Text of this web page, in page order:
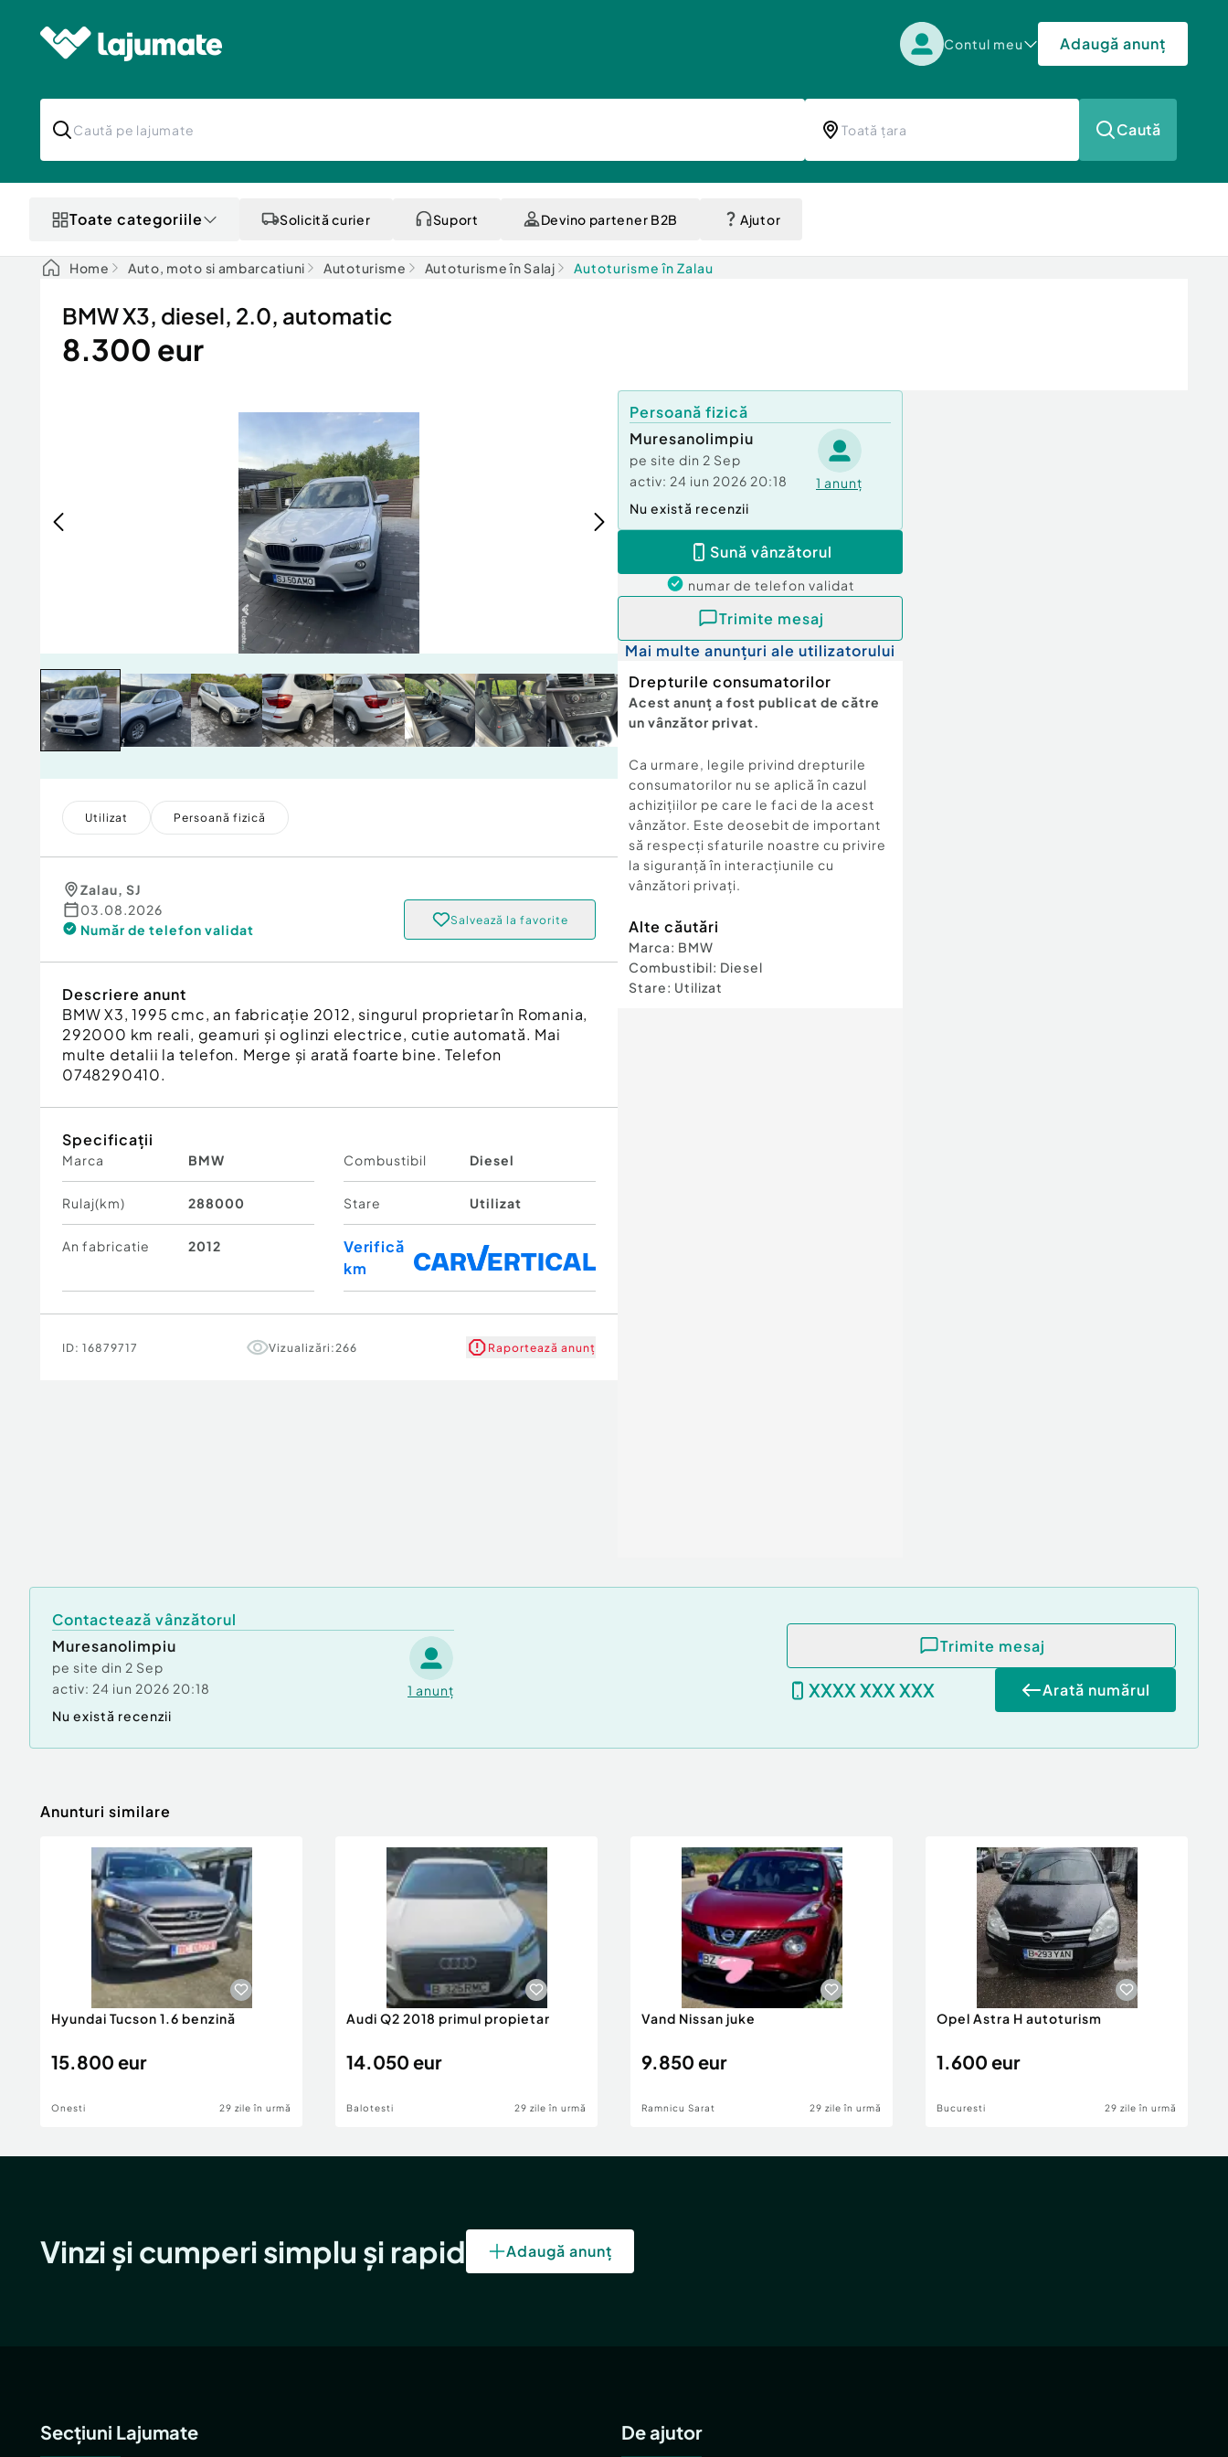
Contul meu Adaugă anunț
Caută
Toate categoriile Solicită curier Suport Devino partener B2B Ajutor
Home Auto, moto si ambarcatiuni Autoturisme Autoturisme în Salaj Autoturisme în Zalau
BMW X3, diesel, 2.0, automatic
8.300 eur
Utilizat Persoană fizică
Zalau, SJ
03.08.2026
Număr de telefon validat
Salvează la favorite
Descriere anunt
BMW X3, 1995 cmc, an fabricație 2012, singurul proprietar în Romania,
292000 km reali, geamuri și oglinzi electrice, cutie automată. Mai
multe detalii la telefon. Merge și arată foarte bine. Telefon
0748290410.
Specificații
Marca BMW Combustibil Diesel
Rulaj(km) 288000 Stare Utilizat
An fabricatie 2012
Verifică
km
ID: 16879717 Vizualizări: 266 Raportează anunț
Persoană fizică
Muresanolimpiu
pe site din 2 Sep
activ: 24 iun 2026 20:18 1 anunț
Nu există recenzii
Sună vânzătorul
numar de telefon validat
Trimite mesaj
Mai multe anunțuri ale utilizatorului
Drepturile consumatorilor
Acest anunț a fost publicat de către
un vânzător privat.
Ca urmare, legile privind drepturile
consumatorilor nu se aplică în cazul
achizițiilor pe care le faci de la acest
vânzător. Este deosebit de important
să respecți sfaturile noastre cu privire
la siguranță în interacțiunile cu
vânzători privați.
Alte căutări
Marca: BMW
Combustibil: Diesel
Stare: Utilizat
Contactează vânzătorul
Muresanolimpiu
pe site din 2 Sep
activ: 24 iun 2026 20:18 1 anunț
Nu există recenzii
Trimite mesaj
XXXX XXX XXX Arată numărul
Anunturi similare
Hyundai Tucson 1.6 benzină
15.800 eur
Onesti 29 zile în urmă
Audi Q2 2018 primul propietar
14.050 eur
Balotesti 29 zile în urmă
Vand Nissan juke
9.850 eur
Ramnicu Sarat 29 zile în urmă
Opel Astra H autoturism
1.600 eur
Bucuresti 29 zile în urmă
Vinzi și cumperi simplu și rapid Adaugă anunț
Secțiuni Lajumate De ajutor